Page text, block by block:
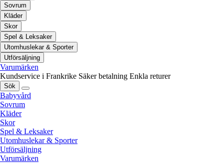
Sovrum
Kläder
Skor
Spel & Leksaker
Utomhuslekar & Sporter
Utförsäljning
Varumärken
Kundservice i Frankrike Säker betalning Enkla returer
Sök
Babyvård
Sovrum
Kläder
Skor
Spel & Leksaker
Utomhuslekar & Sporter
Utförsäljning
Varumärken